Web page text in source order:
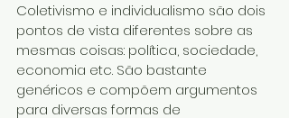
Coletivismo e individualismo são dois
pontos de vista diferentes sobre as
mesmas coisas: política, sociedade,
economia etc. São bastante
genéricos e compõem argumentos
para diversas formas de